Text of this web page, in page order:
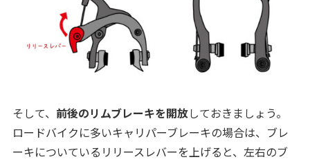
そして、 前後のリムブレーキを開放しておきましょう。
ロードバイクに多いキャリパーブレーキの場合は、ブレ
ーキについているリリースレバーを上げると、左右のブ